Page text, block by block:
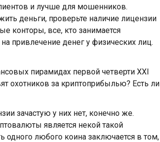
и лучше для мошенников.
деньги, проверьте наличие лицензии
конторы, все, кто занимается
привлечение денег у физических лиц.
пирамидах первой четверти XXI
охотников за криптоприбылью? Есть ли
зачастую у них нет, конечно же.
является некой такой
одного любого коина заключается в том,